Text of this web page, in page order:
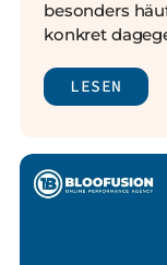
besonders
konkret
LESEN